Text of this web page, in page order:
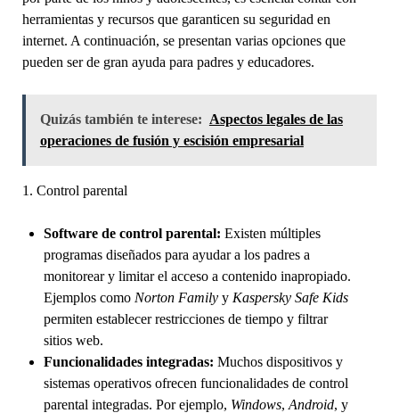
herramientas y recursos que garanticen su seguridad en
internet. A continuación, se presentan varias opciones que
pueden ser de gran ayuda para padres y educadores.
Quizás también te interese: Aspectos legales de las
operaciones de fusión y escisión empresarial
1. Control parental
Software de control parental: Existen múltiples
programas diseñados para ayudar a los padres a
monitorear y limitar el acceso a contenido inapropiado.
Ejemplos como Norton Familyy Kaspersky Safe Kids
permiten establecer restricciones de tiempo y filtrar
sitios web.
Funcionalidades integradas: Muchos dispositivos y
sistemas operativos ofrecen funcionalidades de control
parental integradas. Por ejemplo, Windows, Android, y